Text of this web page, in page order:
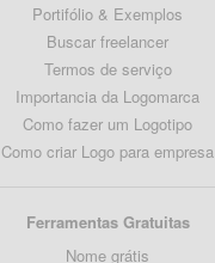
Portifólio & Exemplos
Buscar freelancer
Termos de serviço
Importancia da Logomarca
Como fazer um Logotipo
Como criar Logo para empresa
Ferramentas Gratuitas
Nome grátis